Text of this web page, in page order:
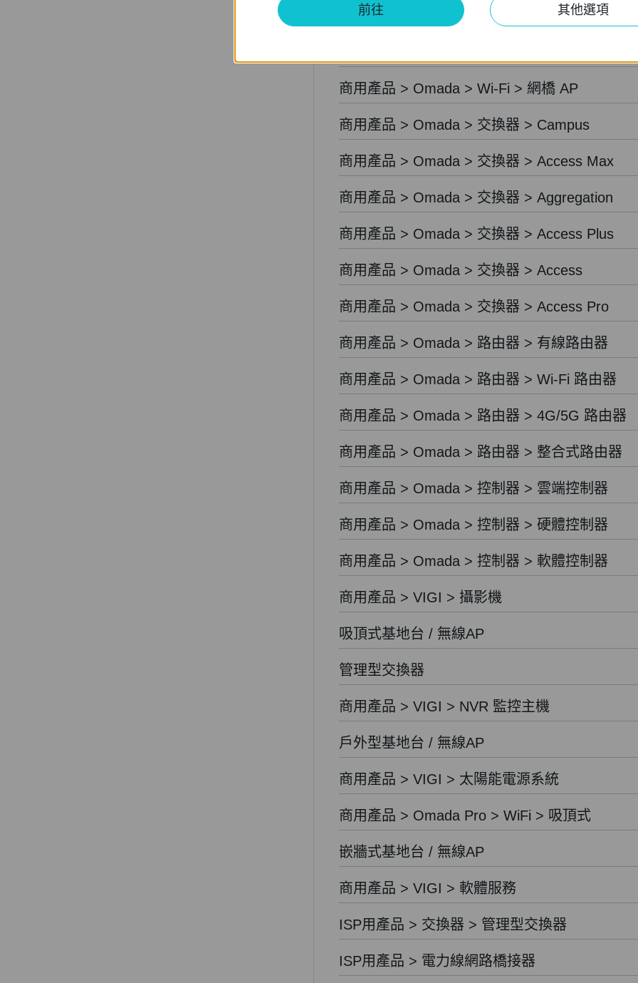
商用產品 > Omada > Wi-Fi > 戶外型 AP
商用產品 > Omada > Wi-Fi > 網橋 AP
商用產品 > Omada > 交換器 > Campus
商用產品 > Omada > 交換器 > Access Max
商用產品 > Omada > 交換器 > Aggregation
商用產品 > Omada > 交換器 > Access Plus
商用產品 > Omada > 交換器 > Access
商用產品 > Omada > 交換器 > Access Pro
商用產品 > Omada > 路由器 > 有線路由器
商用產品 > Omada > 路由器 > Wi-Fi 路由器
商用產品 > Omada > 路由器 > 4G/5G 路由器
商用產品 > Omada > 路由器 > 整合式路由器
商用產品 > Omada > 控制器 > 雲端控制器
商用產品 > Omada > 控制器 > 硬體控制器
商用產品 > Omada > 控制器 > 軟體控制器
商用產品 > VIGI > 攝影機
吸頂式基地台 / 無線AP
管理型交換器
商用產品 > VIGI > NVR 監控主機
戶外型基地台 / 無線AP
商用產品 > VIGI > 太陽能電源系統
商用產品 > Omada Pro > WiFi > 吸頂式
嵌牆式基地台 / 無線AP
商用產品 > VIGI > 軟體服務
ISP用產品 > 交換器 > 管理型交換器
ISP用產品 > 電力線網路橋接器
前往 其他選項